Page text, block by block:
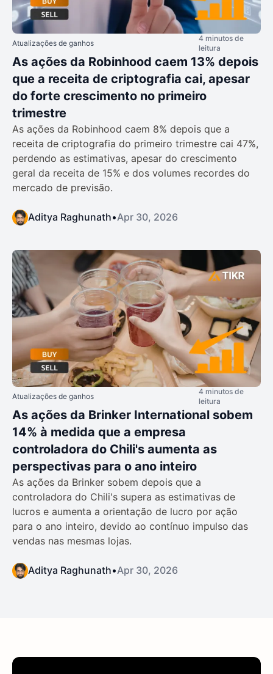
Atualizações de ganhos
4 minutos de
leitura
As ações da Robinhood caem 13% depois
que a receita de criptografia cai, apesar
do forte crescimento no primeiro
trimestre
As ações da Robinhood caem 8% depois que a
receita de criptografia do primeiro trimestre cai 47%,
perdendo as estimativas, apesar do crescimento
geral da receita de 15% e dos volumes recordes do
mercado de previsão.
Aditya Raghunath•Apr 30, 2026
Atualizações de ganhos
4 minutos de
leitura
As ações da Brinker International sobem
14% à medida que a empresa
controladora do Chili's aumenta as
perspectivas para o ano inteiro
As ações da Brinker sobem depois que a
controladora do Chili's supera as estimativas de
lucros e aumenta a orientação de lucro por ação
para o ano inteiro, devido ao contínuo impulso das
vendas nas mesmas lojas.
Aditya Raghunath•Apr 30, 2026